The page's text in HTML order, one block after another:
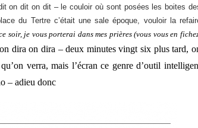
on dit on dit – le couloir où sont posées les boites
du Tertre c’était une sale époque, vouloir la
soir, je vous porterai dans mes prières (vous vous en
dira on dira – deux minutes vingt six plus tard,
verra, mais l’écrance genre d’outil
– adieu donc